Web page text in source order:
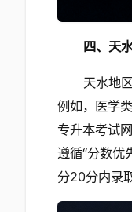
四、天
天水地
例如，医学
专升本考试
遵循“分数优
分20分内录